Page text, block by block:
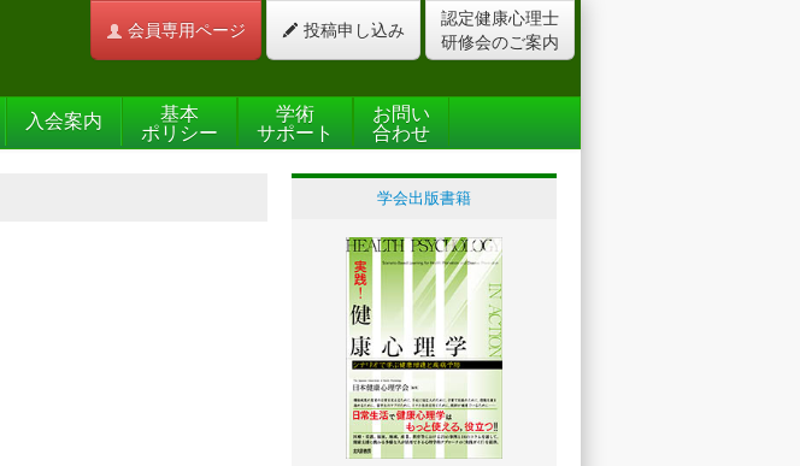
会員専用ページ 投稿申し込み
認定健康心理士
研修会のご案内
入会案内
基本
ポリシー
学術
サポート
お問い
合わせ
学会出版書籍